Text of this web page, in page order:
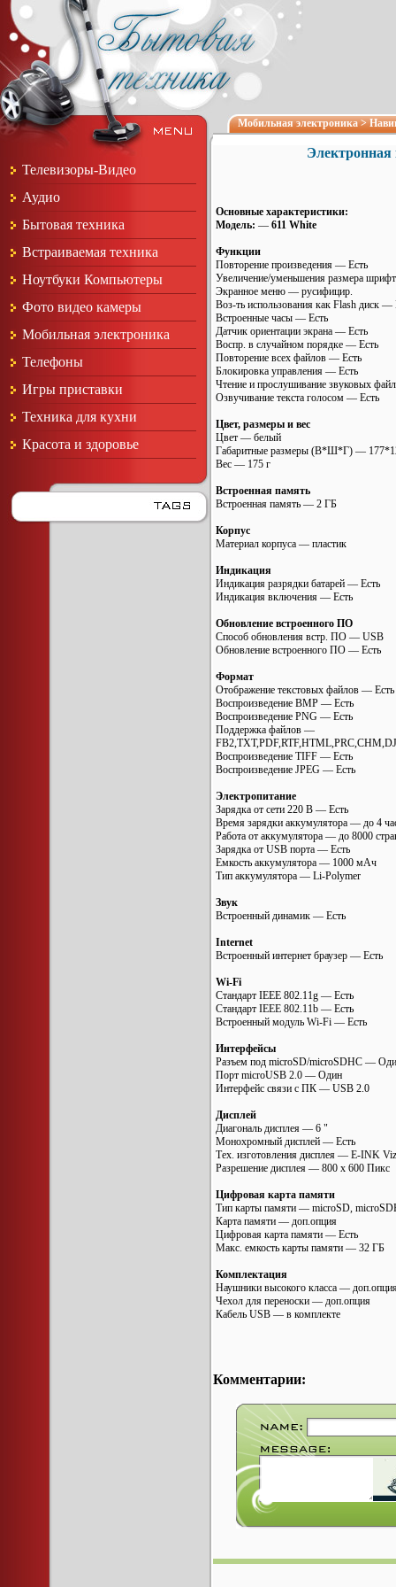
Телевизоры-Видео
Аудио
Бытовая техника
Встраиваемая техника
Ноутбуки Компьютеры
Фото видео камеры
Мобильная электроника
Телефоны
Игры приставки
Техника для кухни
Красота и здоровье
Мобильная электроника>
Электронная
Основные характеристики:
Модель: — 611 White
Функции
Повторение произведения — Есть
Увеличение/уменьшения размера
Экранное меню — русифицир.
Воз-ть использования как Flash диск —
Встроенные часы — Есть
Датчик ориентации экрана — Есть
Воспр. в случайном порядке — Есть
Повторение всех файлов — Есть
Блокировка управления — Есть
Чтение и прослушивание звуковых
Озвучивание текста голосом — Есть
Цвет, размеры и вес
Цвет — белый
Габаритные размеры (В*Ш*Г) —
Вес — 175 г
Встроенная память
Встроенная память — 2 ГБ
Корпус
Материал корпуса — пластик
Индикация
Индикация разрядки батарей — Есть
Индикация включения — Есть
Обновление встроенного ПО
Способ обновления встр. ПО — USB
Обновление встроенного ПО — Есть
Формат
Отображение текстовых файлов — Есть
Воспроизведение BMP — Есть
Воспроизведение PNG — Есть
Поддержка файлов —
Воспроизведение TIFF — Есть
Воспроизведение JPEG — Есть
Электропитание
Зарядка от сети 220 В — Есть
Время зарядки аккумулятора — до 4
Работа от аккумулятора — до 8000
Зарядка от USB порта — Есть
Емкость аккумулятора — 1000 мАч
Тип аккумулятора — Li-Polymer
Звук
Встроенный динамик — Есть
Internet
Встроенный интернет браузер — Есть
Wi-Fi
Стандарт IEEE 802.11g — Есть
Стандарт IEEE 802.11b — Есть
Встроенный модуль Wi-Fi — Есть
Интерфейсы
Разъем под microSD/microSDHC —
Порт microUSB 2.0 — Один
Интерфейс связи с ПК — USB 2.0
Дисплей
Диагональ дисплея — 6 "
Монохромный дисплей — Есть
Тех. изготовления дисплея — E-INK
Разрешение дисплея — 800 x 600 Пикс
Цифровая карта памяти
Тип карты памяти — microSD,
Карта памяти — доп.опция
Цифровая карта памяти — Есть
Макс. емкость карты памяти — 32 ГБ
Комплектация
Наушники высокого класса —
Чехол для переноски — доп.опция
Кабель USB — в комплекте
Комментарии: